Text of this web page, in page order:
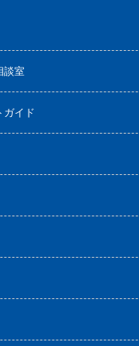
談室
ガイド